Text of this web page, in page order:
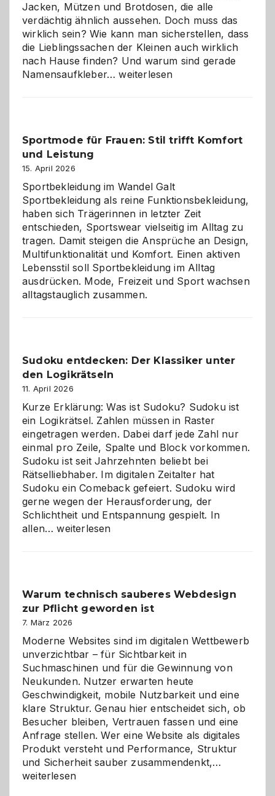
Jacken, Mützen und Brotdosen, die alle
verdächtig ähnlich aussehen. Doch muss das
wirklich sein? Wie kann man sicherstellen, dass
die Lieblingssachen der Kleinen auch wirklich
nach Hause finden? Und warum sind gerade
Namensaufkleber…Namensaufkleber
gegen
Chaos
weiterlesen
Sportmode für Frauen: Stil trifft Komfort
und Leistung
15. April 2026
Sportbekleidung im Wandel Galt
Sportbekleidung als reine Funktionsbekleidung,
haben sich Trägerinnen in letzter Zeit
entschieden, Sportswear vielseitig im Alltag zu
tragen. Damit steigen die Ansprüche an Design,
Multifunktionalität und Komfort. Einen aktiven
Lebensstil soll Sportbekleidung im Alltag
ausdrücken. Mode, Freizeit und Sport wachsen
alltagstauglich zusammen.
Sudoku entdecken: Der Klassiker unter
den Logikrätseln
11. April 2026
Kurze Erklärung: Was ist Sudoku? Sudoku ist
ein Logikrätsel. Zahlen müssen in Raster
eingetragen werden. Dabei darf jede Zahl nur
einmal pro Zeile, Spalte und Block vorkommen.
Sudoku ist seit Jahrzehnten beliebt bei
Rätselliebhaber. Im digitalen Zeitalter hat
Sudoku ein Comeback gefeiert. Sudoku wird
gerne wegen der Herausforderung, der
Schlichtheit und Entspannung gespielt. In
allen…Sudoku
den
Logikrätseln
weiterlesen
Warum technisch sauberes Webdesign
zur Pflicht geworden ist
7. März 2026
Moderne Websites sind im digitalen Wettbewerb
unverzichtbar – für Sichtbarkeit in
Suchmaschinen und für die Gewinnung von
Neukunden. Nutzer erwarten heute
Geschwindigkeit, mobile Nutzbarkeit und eine
klare Struktur. Genau hier entscheidet sich, ob
Besucher bleiben, Vertrauen fassen und eine
Anfrage stellen. Wer eine Website als digitales
Produkt versteht und Performance, Struktur
und Sicherheit sauber zusammendenkt,…
weiterlesen